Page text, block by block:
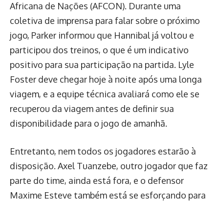
Africana de Nações (AFCON). Durante uma
coletiva de imprensa para falar sobre o próximo
jogo, Parker informou que Hannibal já voltou e
participou dos treinos, o que é um indicativo
positivo para sua participação na partida. Lyle
Foster deve chegar hoje à noite após uma longa
viagem, e a equipe técnica avaliará como ele se
recuperou da viagem antes de definir sua
disponibilidade para o jogo de amanhã.
Entretanto, nem todos os jogadores estarão à
disposição. Axel Tuanzebe, outro jogador que faz
parte do time, ainda está fora, e o defensor
Maxime Esteve também está se esforçando para